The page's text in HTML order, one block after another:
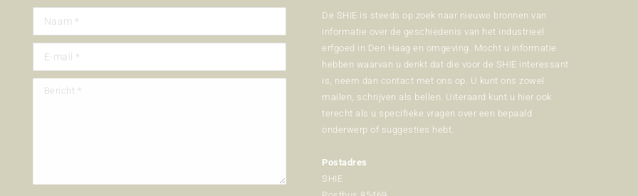
Naam *
E-mail *
Bericht *
De SHIE is steeds op zoek naar nieuwe bronnen van
informatie over de geschiedenis van het industrieel
erfgoed in Den Haag en omgeving. Mocht u informatie
hebben waarvan u denkt dat die voor de SHIE interessant
is, neem dan contact met ons op. U kunt ons zowel
mailen, schrijven als bellen. Uiteraard kunt u hier ook
terecht als u specifieke vragen over een bepaald
onderwerp of suggesties hebt.
Postadres
SHIE